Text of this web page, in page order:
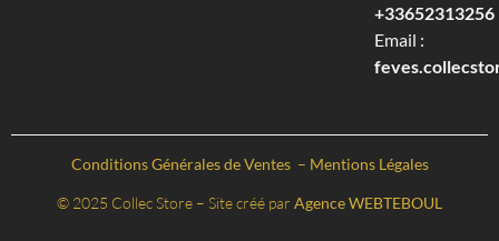
+33652313256‬
Email :
Conditions Générales de Ventes – Mentions Légales
© 2025 Collec Store – Site créé par Agence WEBTEBOUL